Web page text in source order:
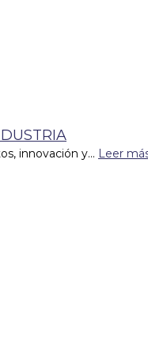
innovación y... Leer